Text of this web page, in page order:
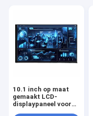
10.1 inch op maat
gemaakt LCD-
displaypaneel voor